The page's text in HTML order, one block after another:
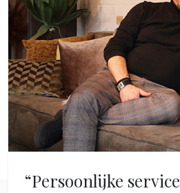
“Persoonlijke service